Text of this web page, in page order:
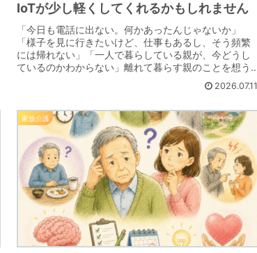
IoTが少し軽くしてくれるかもしれません
「今日も電話に出ない。何かあったんじゃないか」
「様子を見に行きたいけど、仕事もあるし、そう頻繁
には帰れない」「一人で暮らしている親が、今どうし
ているのかわからない」離れて暮らす親のことを想う
とき、そんな漠然とした不安を抱えたことはありませ
2026.07.11
家族介護